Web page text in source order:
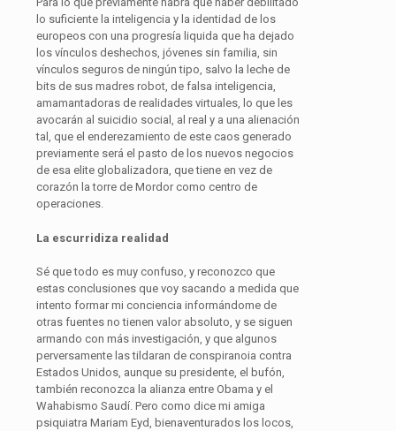
lo suficiente la inteligencia y la identidad de los
europeos con una progresía liquida que ha dejado
los vínculos deshechos, jóvenes sin familia, sin
vínculos seguros de ningún tipo, salvo la leche de
bits de sus madres robot, de falsa inteligencia,
amamantadoras de realidades virtuales, lo que les
avocarán al suicidio social, al real y a una alienación
tal, que el enderezamiento de este caos generado
previamente será el pasto de los nuevos negocios
de esa elite globalizadora, que tiene en vez de
corazón la torre de Mordor como centro de
operaciones.
La escurridiza realidad
Sé que todo es muy confuso, y reconozco que
estas conclusiones que voy sacando a medida que
intento formar mi conciencia informándome de
otras fuentes no tienen valor absoluto, y se siguen
armando con más investigación, y que algunos
perversamente las tildaran de conspiranoia contra
Estados Unidos, aunque su presidente, el bufón,
también reconozca la alianza entre Obama y el
Wahabismo Saudí. Pero como dice mi amiga
psiquiatra Mariam Eyd, bienaventurados los locos,